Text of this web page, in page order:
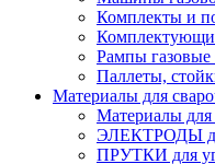
Комплекты и
Рампы газовые
Паллеты,
Материалы для
Материалы
ЭЛЕКТРОДЫ
ПРУТКИ для